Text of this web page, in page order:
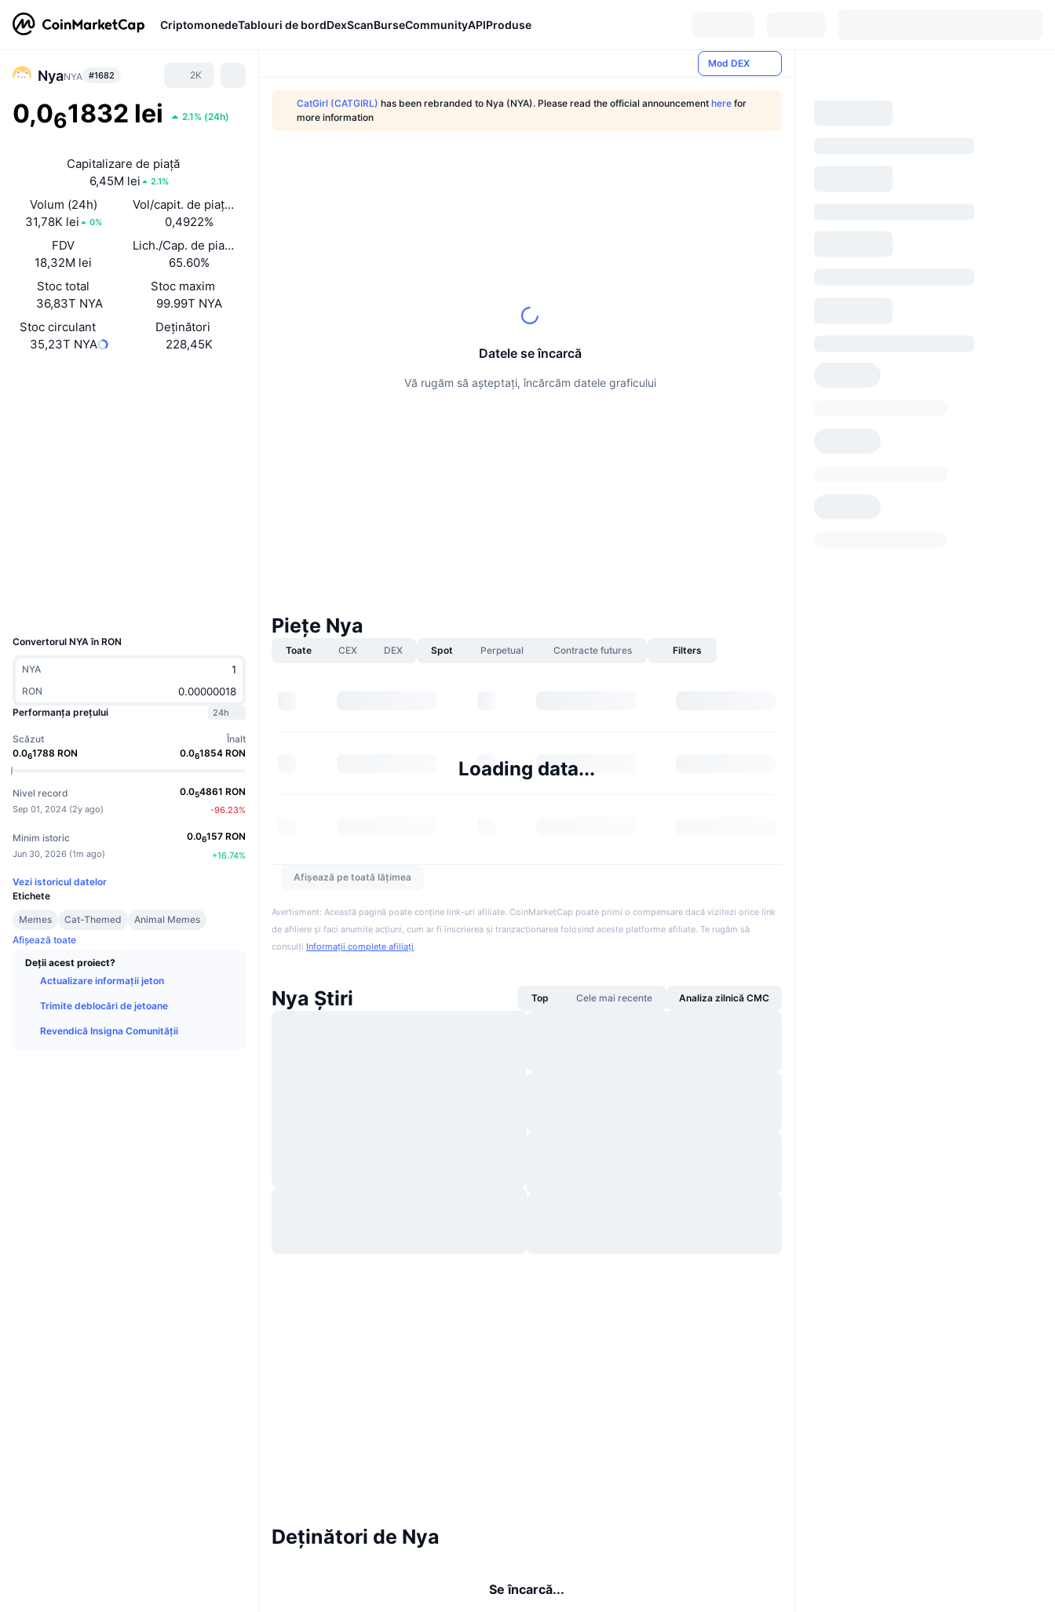
CriptomonedeTablouri de bordDexScanBurseCommunityAPIProduse
NyaNYA #1682 2K
0,061832 lei 2.1% (24h)
Capitalizare de piață
6,45M lei
2.1%
Volum (24h)
31,78K lei
0%
Vol/capit. de piață (24 h)
0,4922%
FDV
18,32M lei
Lich./Cap. de piață
65.60%
Stoc total
36,83T NYA
Stoc maxim
99.99T NYA
Stoc circulant
35,23T NYA
Deținători
228,45K
Convertorul NYA în RON
NYA
RON
Performanța prețului
24h
Scăzut
0.061788 RON
Înalt
0.061854 RON
Nivel record
Sep 01, 2024 (2y ago)
0.054861 RON
-96.23%
Minim istoric
Jun 30, 2026 (1m ago)
0.06157 RON
+16.74%
Vezi istoricul datelor
Etichete
Memes
Cat-Themed
Animal Memes
Afișează toate
Deții acest proiect?
Actualizare informații jeton
Trimite deblocări de jetoane
Revendică Insigna Comunității
Mod DEX
CatGirl (CATGIRL) has been rebranded to Nya (NYA). Please read the official announcement here for
more information
Datele se încarcă
Vă rugăm să așteptați, încărcăm datele graficului
Piețe Nya
Toate CEX DEX Spot Perpetual Contracte futures Filters
Loading data...
Afișează pe toată lățimea
Avertisment: Această pagină poate conține link-uri afiliate. CoinMarketCap poate primi o compensare dacă vizitezi orice link
de afiliere și faci anumite acțiuni, cum ar fi înscrierea și tranzacționarea folosind aceste platforme afiliate. Te rugăm să
consulți Informații complete afiliați.
Nya Știri Top Cele mai recente Analiza zilnică CMC
Deținători de Nya
Se încarcă...